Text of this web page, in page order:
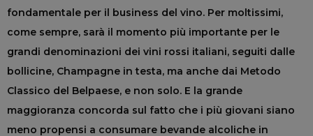
fondamentale per il business del vino. Per moltissimi,
come sempre, sarà il momento più importante per le
grandi denominazioni dei vini rossi italiani, seguiti dalle
bollicine, Champagne in testa, ma anche dai Metodo
Classico del Belpaese, e non solo. E la grande
maggioranza concorda sul fatto che i più giovani siano
meno propensi a consumare bevande alcoliche in